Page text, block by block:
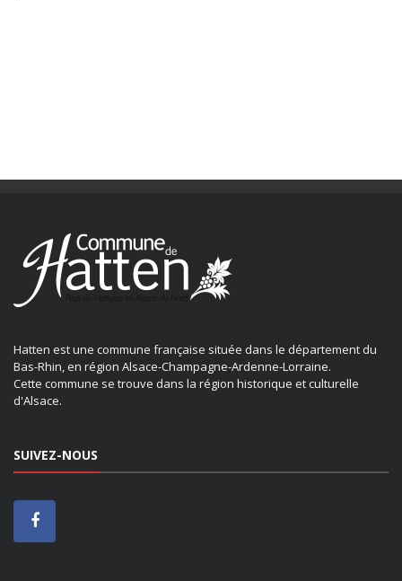
Hatten est une commune française située dans le département du
Bas-Rhin, en région Alsace-Champagne-Ardenne-Lorraine.
Cette commune se trouve dans la région historique et culturelle
d'Alsace.
SUIVEZ-NOUS